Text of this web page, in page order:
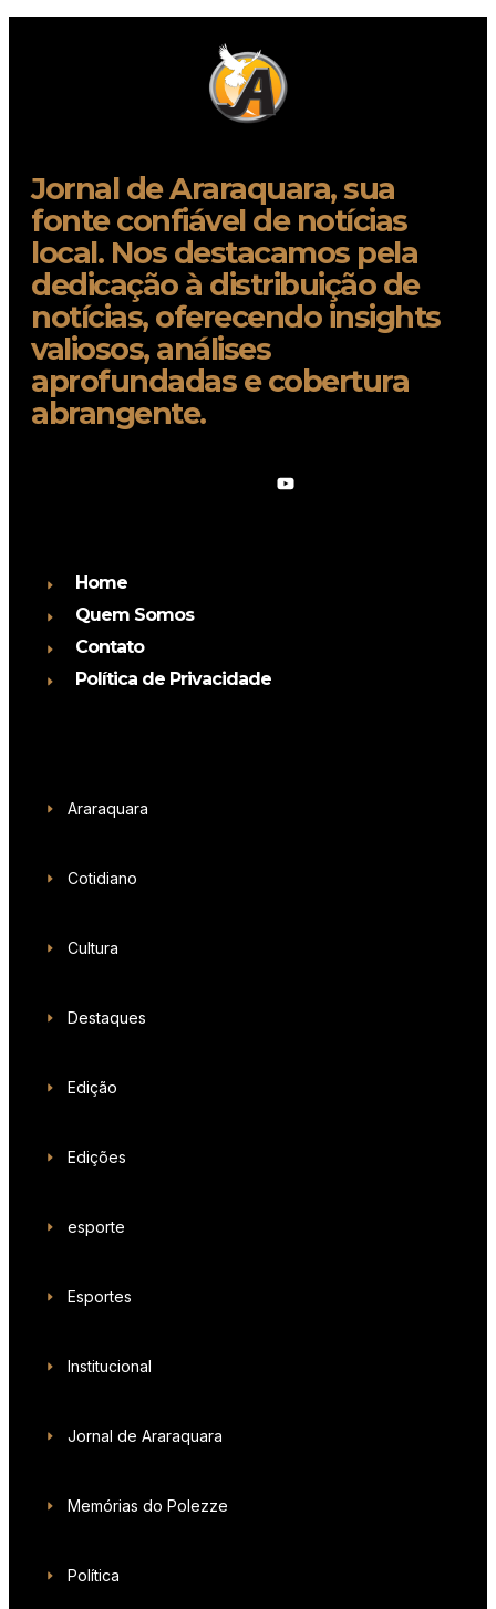
Jornal de Araraquara, sua
fonte confiável de notícias
local. Nos destacamos pela
dedicação à distribuição de
notícias, oferecendo insights
valiosos, análises
aprofundadas e cobertura
abrangente.
Home
Quem Somos
Contato
Política de Privacidade
Araraquara
Cotidiano
Cultura
Destaques
Edição
Edições
esporte
Esportes
Institucional
Jornal de Araraquara
Memórias do Polezze
Política